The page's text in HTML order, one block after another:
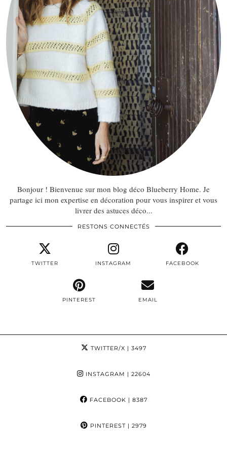
Bonjour ! Bienvenue sur mon blog déco Blueberry Home. Je
partage ici mon expertise en décoration pour vous inspirer et vous
livrer des astuces déco...
RESTONS CONNECTÉS
TWITTER INSTAGRAM FACEBOOK
PINTEREST EMAIL
TWITTER/X | 3497
INSTAGRAM | 22604
FACEBOOK | 8387
PINTEREST| 2979